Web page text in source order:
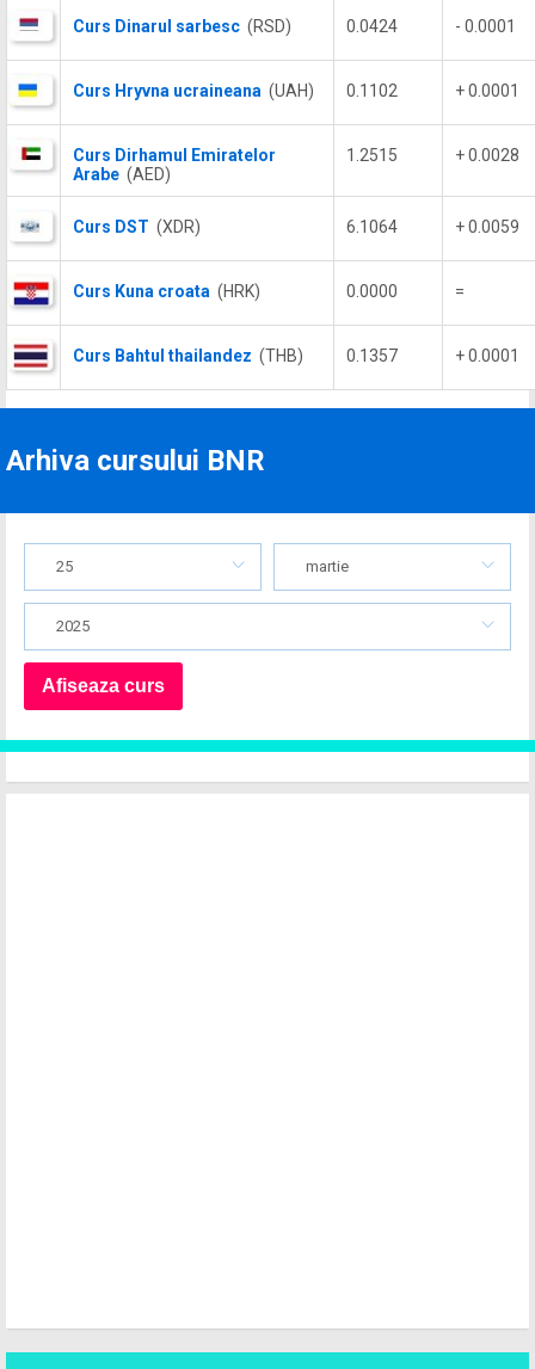
Curs Dinarul sarbesc (RSD) 0.0424 - 0.0001
Curs Hryvna ucraineana (UAH) 0.1102 + 0.0001
Curs Dirhamul Emiratelor
Arabe (AED)
1.2515 + 0.0028
Curs DST (XDR) 6.1064 + 0.0059
Curs Kuna croata (HRK) 0.0000 =
Curs Bahtul thailandez (THB) 0.1357 + 0.0001
Arhiva cursului BNR
25 martie
2025